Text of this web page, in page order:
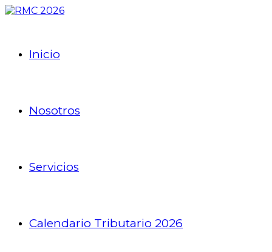
Inicio
Nosotros
Servicios
Calendario Tributario 2026